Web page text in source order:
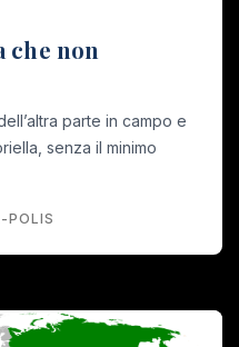
che non
parte in campo e
senza il minimo
POLIS